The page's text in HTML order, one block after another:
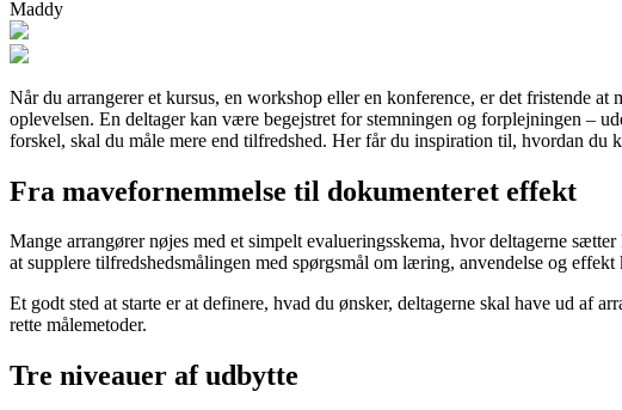
Maddy
Når du arrangerer et kursus, en workshop eller en konference, er det fristende
oplevelsen. En deltager kan være begejstret for stemningen og forplejningen –
forskel, skal du måle mere end tilfredshed. Her får du inspiration til, hvordan du
Fra mavefornemmelse til dokumenteret effekt
Mange arrangører nøjes med et simpelt evalueringsskema, hvor deltagerne
at supplere tilfredshedsmålingen med spørgsmål om læring, anvendelse og
Et godt sted at starte er at definere, hvad du ønsker, deltagerne skal have ud
rette målemetoder.
Tre niveauer af udbytte